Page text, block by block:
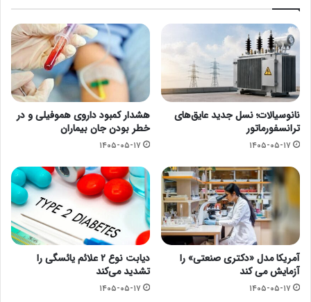
نانوسیالات؛ نسل جدید عایق‌های
ترانسفورماتور
۱۴۰۵-۰۵-۱۷
هشدار کمبود داروی هموفیلی و در
خطر بودن جان بیماران
۱۴۰۵-۰۵-۱۷
آمریکا مدل «دکتری صنعتی» را
آزمایش می کند
۱۴۰۵-۰۵-۱۷
دیابت نوع ۲ علائم یائسگی را
تشدید می‌کند
۱۴۰۵-۰۵-۱۷